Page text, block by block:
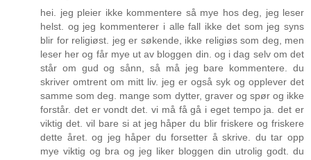
hei. jeg pleier ikke kommentere så mye hos deg, jeg leser
helst. og jeg kommenterer i alle fall ikke det som jeg syns
blir for religiøst. jeg er søkende, ikke religiøs som deg, men
leser her og får mye ut av bloggen din. og i dag selv om det
står om gud og sånn, så må jeg bare kommentere. du
skriver omtrent om mitt liv. jeg er også syk og opplever det
samme som deg. mange som dytter, graver og spør og ikke
forstår. det er vondt det. vi må få gå i eget tempo ja. det er
viktig det. vil bare si at jeg håper du blir friskere og friskere
dette året. og jeg håper du forsetter å skrive. du tar opp
mye viktig og bra og jeg liker bloggen din utrolig godt. du